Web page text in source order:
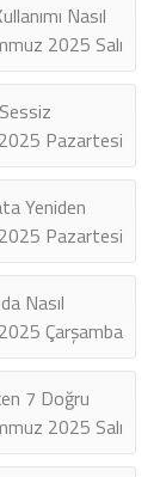
Nasıl
2025 Salı
Pazartesi
Yeniden
Pazartesi
Nasıl
Çarşamba
7 Doğru
2025 Salı